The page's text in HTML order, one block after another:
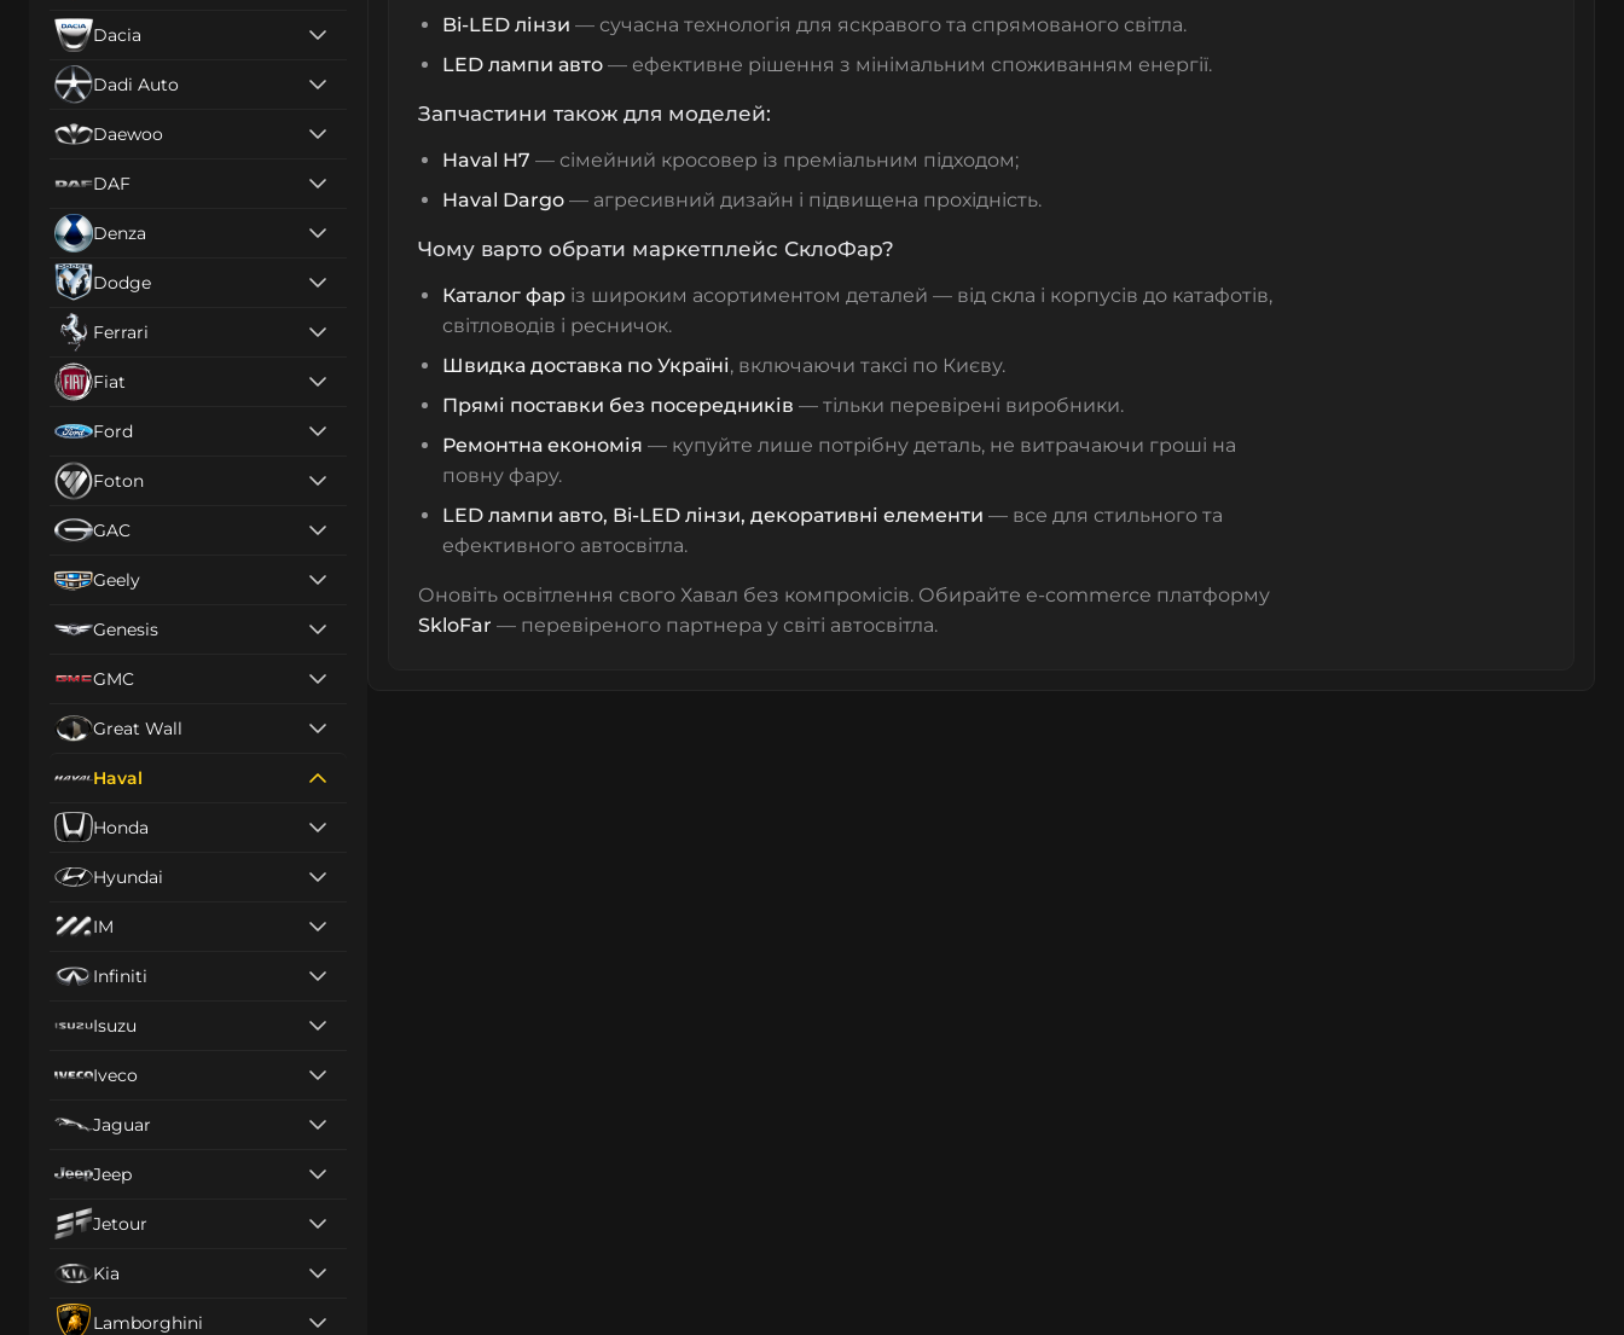
Dacia
Dadi Auto
Daewoo
DAF
Denza
Dodge
Ferrari
Fiat
Ford
Foton
GAC
Geely
Genesis
GMC
Great Wall
Haval
Honda
Hyundai
IM
Infiniti
Isuzu
Iveco
Jaguar
Jeep
Jetour
Kia
Lamborghini
Bi-LED лінзи — сучасна технологія для яскравого та спрямованого світла.
LED лампи авто — ефективне рішення з мінімальним споживанням енергії.
Запчастини також для моделей:
Haval H7 — сімейний кросовер із преміальним підходом;
Haval Dargo — агресивний дизайн і підвищена прохідність.
Чому варто обрати маркетплейс СклоФар?
Каталог фар із широким асортиментом деталей — від скла і корпусів до катафотів,
світловодів і ресничок.
Швидка доставка по Україні, включаючи таксі по Києву.
Прямі поставки без посередників — тільки перевірені виробники.
Ремонтна економія — купуйте лише потрібну деталь, не витрачаючи гроші на
повну фару.
LED лампи авто, Bi-LED лінзи, декоративні елементи — все для стильного та
ефективного автосвітла.
Оновіть освітлення свого Хавал без компромісів. Обирайте e-commerce платформу
SkloFar — перевіреного партнера у світі автосвітла.